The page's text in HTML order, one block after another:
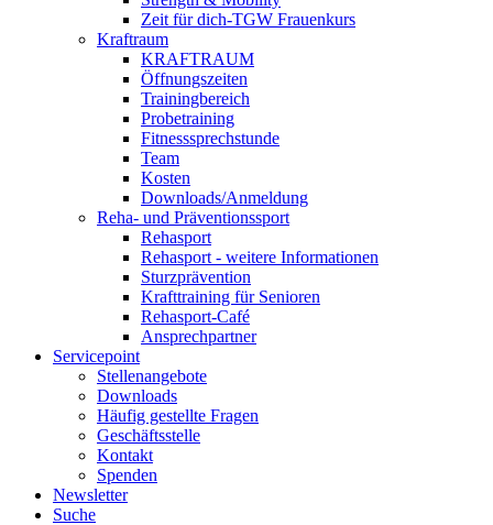
Zeit für dich-TGW Frauenkurs
Kraftraum
KRAFTRAUM
Öffnungszeiten
Trainingbereich
Probetraining
Fitnesssprechstunde
Team
Kosten
Downloads/Anmeldung
Reha- und Präventionssport
Rehasport
Rehasport - weitere Informationen
Sturzprävention
Krafttraining für Senioren
Rehasport-Café
Ansprechpartner
Servicepoint
Stellenangebote
Downloads
Häufig gestellte Fragen
Geschäftsstelle
Kontakt
Spenden
Newsletter
Suche